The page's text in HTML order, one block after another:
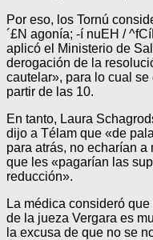
Por eso, los Tornú
´£N agonía; -í nuEH /
aplicó el Ministerio de
derogación de la
cautelar», para lo cual
partir de las 10.
En tanto, Laura
dijo a Télam que «de
para atrás, no echarían
que les «pagarían las
reducción».
La médica consideró
de la jueza Vergara es
la excusa de que no se